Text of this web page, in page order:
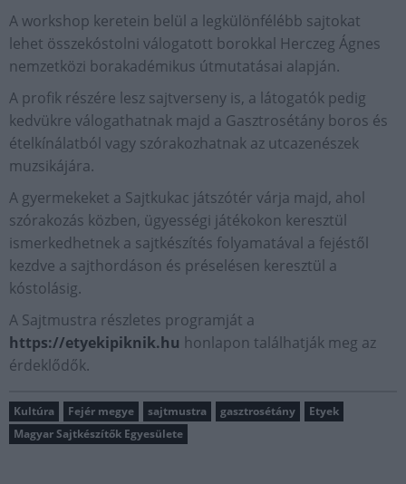
A workshop keretein belül a legkülönfélébb sajtokat
lehet összekóstolni válogatott borokkal Herczeg Ágnes
nemzetközi borakadémikus útmutatásai alapján.
A profik részére lesz sajtverseny is, a látogatók pedig
kedvükre válogathatnak majd a Gasztrosétány boros és
ételkínálatból vagy szórakozhatnak az utcazenészek
muzsikájára.
A gyermekeket a Sajtkukac játszótér várja majd, ahol
szórakozás közben, ügyességi játékokon keresztül
ismerkedhetnek a sajtkészítés folyamatával a fejéstől
kezdve a sajthordáson és préselésen keresztül a
kóstolásig.
A Sajtmustra részletes programját a
https://etyekipiknik.hu honlapon találhatják meg az
érdeklődők.
Kultúra Fejér megye sajtmustra gasztrosétány
Etyek
Magyar Sajtkészítők Egyesülete